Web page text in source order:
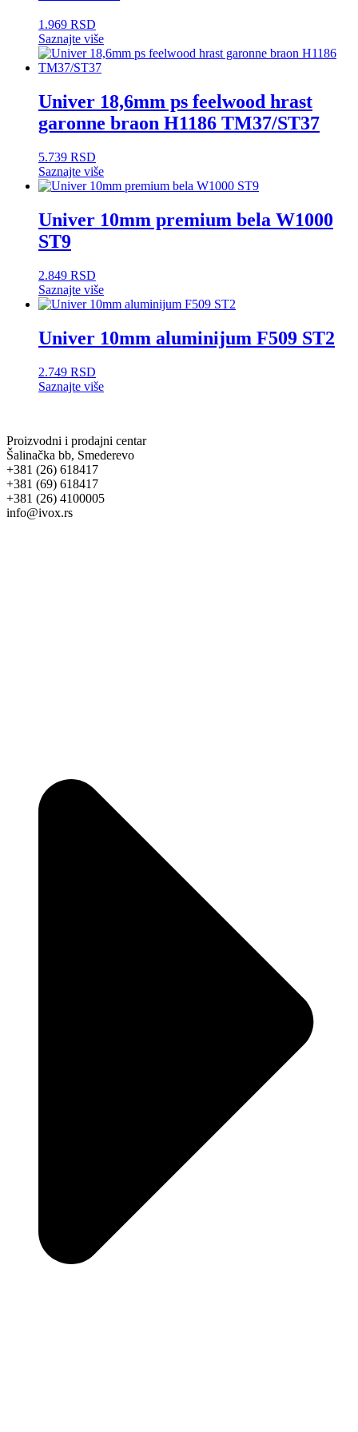
1.969 RSD
Saznajte više
Univer 18,6mm ps feelwood hrast
garonne braon H1186 TM37/ST37
5.739 RSD
Saznajte više
Univer 10mm premium bela W1000
ST9
2.849 RSD
Saznajte više
Univer 10mm aluminijum F509 ST2
2.749 RSD
Saznajte više
Proizvodni i prodajni centar
Šalinačka bb, Smederevo
+381 (26) 618417
+381 (69) 618417
+381 (26) 4100005
info@ivox.rs